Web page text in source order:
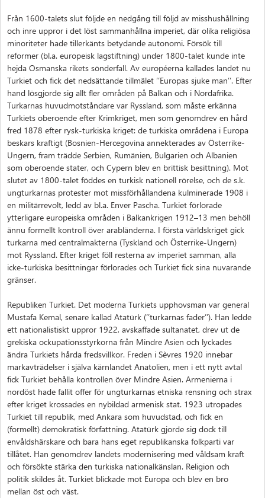
Från 1600-talets slut följde en nedgång till följd av misshushållning
och inre uppror i det löst sammanhållna imperiet, där olika religiösa
minoriteter hade tillerkänts betydande autonomi. Försök till
reformer (bl.a. europeisk lagstiftning) under 1800-talet kunde inte
hejda Osmanska rikets sönderfall. Av européerna kallades landet nu
Turkiet och fick det nedsättande tillmälet ’’Europas sjuke man’’. Efter
hand lösgjorde sig allt fler områden på Balkan och i Nordafrika.
Turkarnas huvudmotståndare var Ryssland, som måste erkänna
Turkiets oberoende efter Krimkriget, men som genomdrev en hård
fred 1878 efter rysk-turkiska kriget: de turkiska områdena i Europa
beskars kraftigt (Bosnien-Hercegovina annekterades av Österrike-
Ungern, fram trädde Serbien, Rumänien, Bulgarien och Albanien
som oberoende stater, och Cypern blev en brittisk besittning). Mot
slutet av 1800-talet föddes en turkisk nationell rörelse, och de s.k.
ungturkarnas protester mot missförhållandena kulminerade 1908 i
en militärrevolt, ledd av bl.a. Enver Pascha. Turkiet förlorade
ytterligare europeiska områden i Balkankrigen 1912–13 men behöll
ännu formellt kontroll över arabländerna. I första världskriget gick
turkarna med centralmakterna (Tyskland och Österrike-Ungern)
mot Ryssland. Efter kriget föll resterna av imperiet samman, alla
icke-turkiska besittningar förlorades och Turkiet fick sina nuvarande
gränser.
Republiken Turkiet. Det moderna Turkiets upphovsman var general
Mustafa Kemal, senare kallad Atatürk (’’turkarnas fader’’). Han ledde
ett nationalistiskt uppror 1922, avskaffade sultanatet, drev ut de
grekiska ockupationsstyrkorna från Mindre Asien och lyckades
ändra Turkiets hårda fredsvillkor. Freden i Sèvres 1920 innebar
markavträdelser i själva kärnlandet Anatolien, men i ett nytt avtal
fick Turkiet behålla kontrollen över Mindre Asien. Armenierna i
nordöst hade fallit offer för ungturkarnas etniska rensning och strax
efter kriget krossades en nybildad armenisk stat. 1923 utropades
Turkiet till republik, med Ankara som huvudstad, och fick en
(formellt) demokratisk författning. Atatürk gjorde sig dock till
envåldshärskare och bara hans eget republikanska folkparti var
tillåtet. Han genomdrev landets modernisering med våldsam kraft
och försökte stärka den turkiska nationalkänslan. Religion och
politik skildes åt. Turkiet blickade mot Europa och blev en bro
mellan öst och väst.